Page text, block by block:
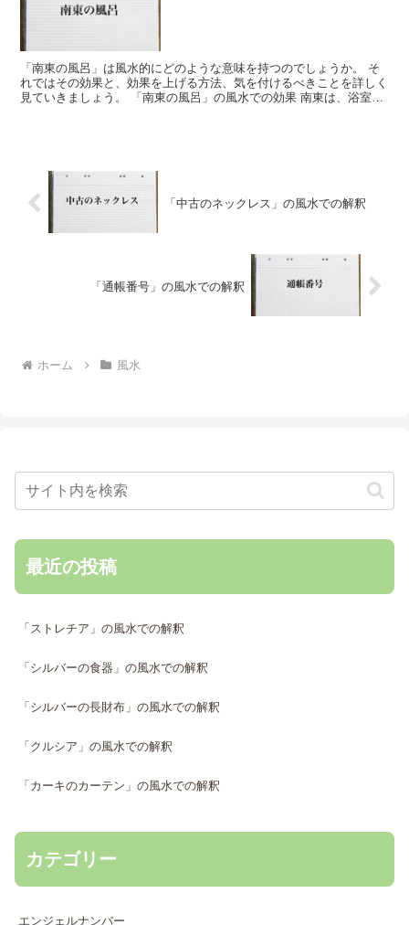
「南東の風呂」は風水的にどのような意味を持つのでしょうか。 そ
れではその効果と、効果を上げる方法、気を付けるべきことを詳しく
見ていきましょう。 「南東の風呂」の風水での効果 南東は、浴室を
「中古のネックレス」の風水での解釈
「通帳番号」の風水での解釈
ホーム 風水
最近の投稿
「ストレチア」の風水での解釈
「シルバーの食器」の風水での解釈
「シルバーの長財布」の風水での解釈
「クルシア」の風水での解釈
「カーキのカーテン」の風水での解釈
カテゴリー
エンジェルナンバー